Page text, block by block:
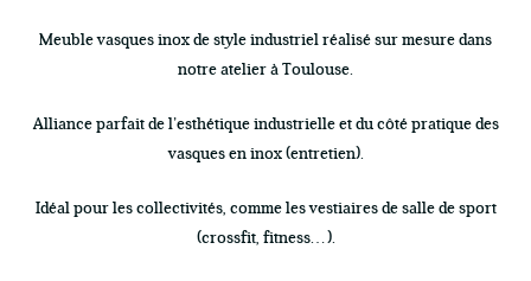
Meuble vasques inox de style industriel réalisé sur mesure dans
notre atelier à Toulouse.
Alliance parfait de l’esthétique industrielle et du côté pratique des
vasques en inox (entretien).
Idéal pour les collectivités, comme les vestiaires de salle de sport
(crossfit, fitness…).